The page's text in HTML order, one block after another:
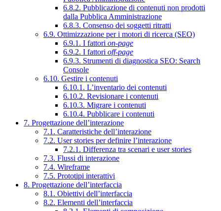
6.8.2. Pubblicazione di contenuti non prodotti
dalla Pubblica Amministrazione
6.8.3. Consenso dei soggetti ritratti
6.9. Ottimizzazione per i motori di ricerca (SEO)
6.9.1. I fattori on-page
6.9.2. I fattori off-page
6.9.3. Strumenti di diagnostica SEO: Search
Console
6.10. Gestire i contenuti
6.10.1. L’inventario dei contenuti
6.10.2. Revisionare i contenuti
6.10.3. Migrare i contenuti
6.10.4. Pubblicare i contenuti
7. Progettazione dell’interazione
7.1. Caratteristiche dell’interazione
7.2. User stories per definire l’interazione
7.2.1. Differenza tra scenari e user stories
7.3. Flussi di interazione
7.4. Wireframe
7.5. Prototipi interattivi
8. Progettazione dell’interfaccia
8.1. Obiettivi dell’interfaccia
8.2. Elementi dell’interfaccia